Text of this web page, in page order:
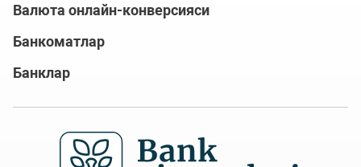
Валюта онлайн-конверсияси
Банкоматлар
Банклар